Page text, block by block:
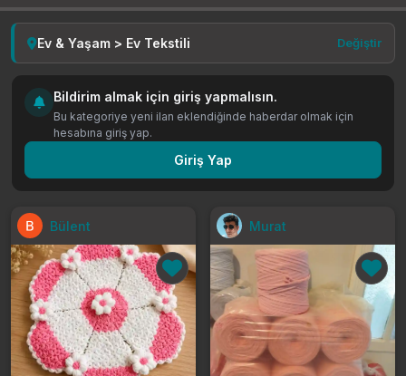
Ev & Yaşam > Ev Tekstili Değiştir
Bildirim almak için giriş yapmalısın.
Bu kategoriye yeni ilan eklendiğinde haberdar olmak için
hesabına giriş yap.
Giriş Yap
Bülent Murat